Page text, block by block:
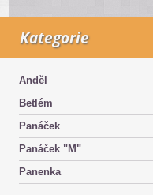
Kategorie
Anděl
Betlém
Panáček
Panáček "M"
Panenka